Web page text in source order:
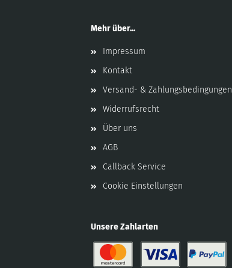
Mehr über...
Impressum
Kontakt
Versand- & Zahlungsbedingungen
Widerrufsrecht
Über uns
AGB
Callback Service
Cookie Einstellungen
Unsere Zahlarten